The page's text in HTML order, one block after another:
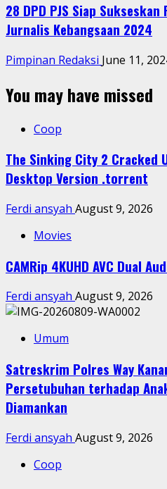
28 DPD PJS Siap
Jurnalis Kebangsaan 2024
Pimpinan Redaksi June 11,
You may have missed
Coop
The Sinking City 2 Cracked
Desktop Version .torrent
Ferdi ansyah August 9, 2026
Movies
CAMRip 4KUHD AVC Dual
Ferdi ansyah August 9, 2026
Umum
Satreskrim Polres Way
Persetubuhan terhadap
Diamankan
Ferdi ansyah August 9, 2026
Coop